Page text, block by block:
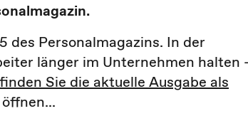
des Personalmagazins. In der
länger im Unternehmen halten
Sie die aktuelle Ausgabe als